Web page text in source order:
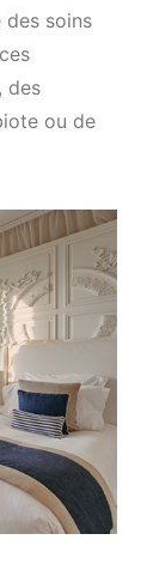
soins
des
ou de